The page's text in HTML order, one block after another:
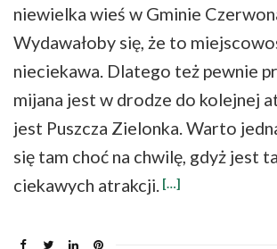
niewielka wieś w Gminie
Wydawałoby się, że to
nieciekawa. Dlatego też pewnie
mijana jest w drodze do kolejnej
jest Puszcza Zielonka. Warto
się tam choć na chwilę, gdyż jest
ciekawych atrakcji. […]